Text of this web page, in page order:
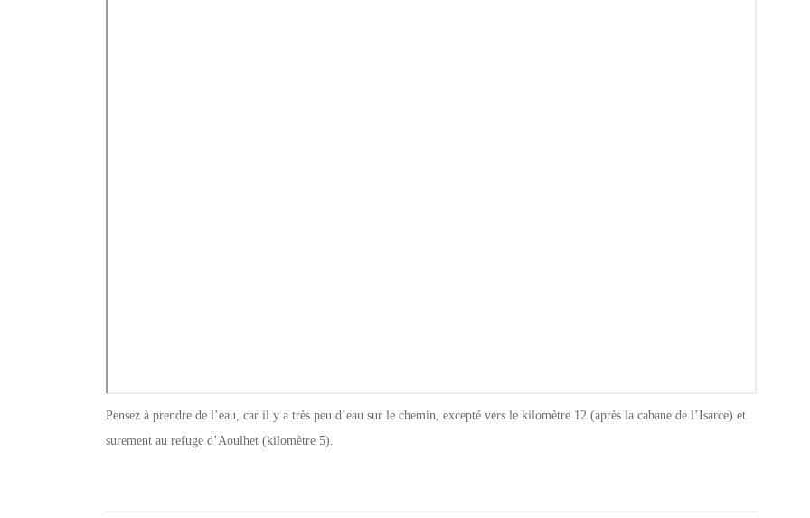
Pensez à prendre de l’eau, car il y a très peu d’eau sur le chemin, excepté vers le kilomètre 12 (après la cabane de l’Isarce) et
surement au refuge d’Aoulhet (kilomètre 5).